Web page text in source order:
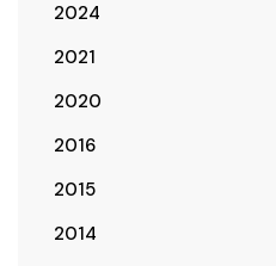
2024
2021
2020
2016
2015
2014